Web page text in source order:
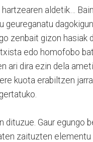
aldetik…
zenbait gizon
edo homofobo
ari dira ezin dela
kuota erabiltzen
Gaur egungo
zaituzten elementu